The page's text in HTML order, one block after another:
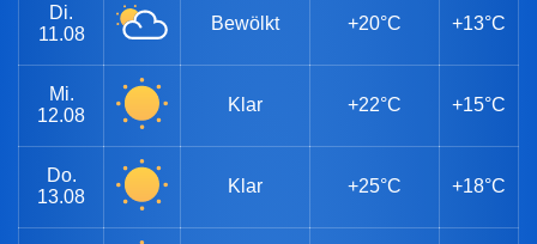
Di.
11.08
Bewölkt +20°C +13°C
Mi.
12.08
Klar +22°C +15°C
Do.
13.08
Klar +25°C +18°C